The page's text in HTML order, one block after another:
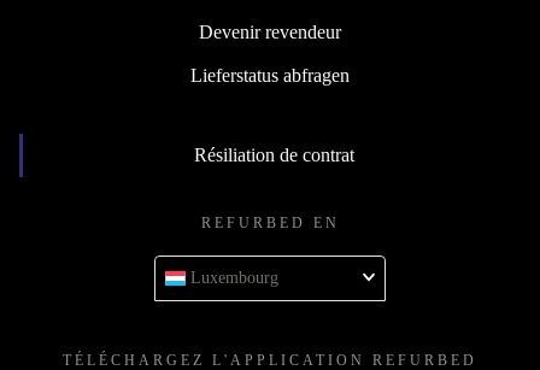
Devenir revendeur
Lieferstatus abfragen
Résiliation de contrat
REFURBED EN
Luxembourg
TÉLÉCHARGEZ L'APPLICATION REFURBED